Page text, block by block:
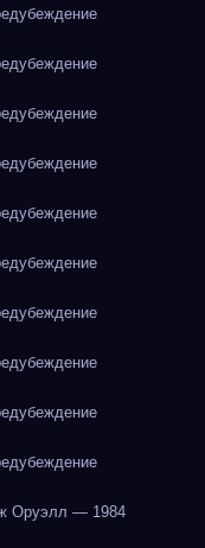
Оруэлл — 1984